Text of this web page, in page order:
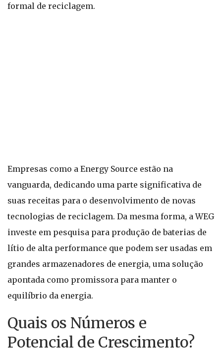
formal de reciclagem.
Empresas como a Energy Source estão na
vanguarda, dedicando uma parte significativa de
suas receitas para o desenvolvimento de novas
tecnologias de reciclagem. Da mesma forma, a WEG
investe em pesquisa para produção de baterias de
lítio de alta performance que podem ser usadas em
grandes armazenadores de energia, uma solução
apontada como promissora para manter o
equilíbrio da energia.
Quais os Números e
Potencial de Crescimento?